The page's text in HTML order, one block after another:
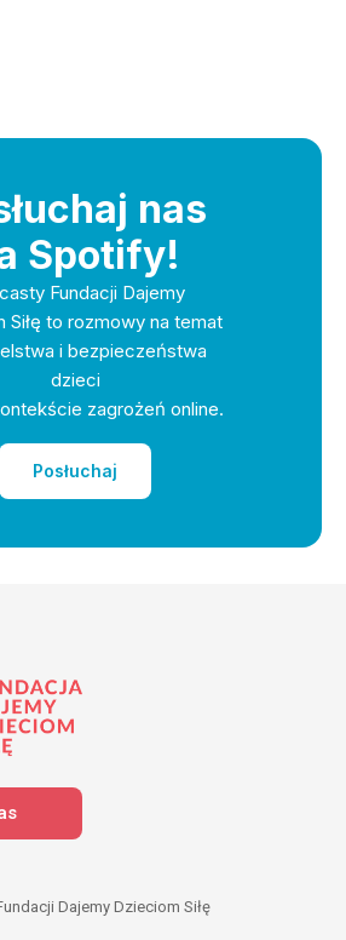
nas
Spotify!
Fundacji Dajemy
Siłę to rozmowy na temat
i bezpieczeństwa
dzieci
zagrożeń online.
Posłuchaj
Dajemy Dzieciom Siłę